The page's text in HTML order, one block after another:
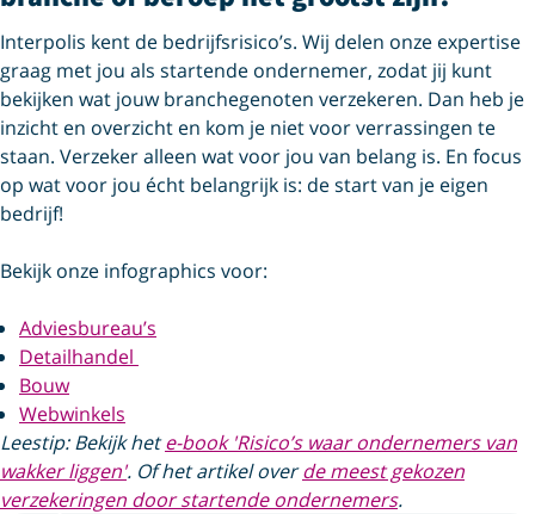
Interpolis kent de bedrijfsrisico’s. Wij delen onze expertise
graag met jou als startende ondernemer, zodat jij kunt
bekijken wat jouw branchegenoten verzekeren. Dan heb je
inzicht en overzicht en kom je niet voor verrassingen te
staan. Verzeker alleen wat voor jou van belang is. En focus
op wat voor jou écht belangrijk is: de start van je eigen
bedrijf!
Bekijk onze infographics voor:
Adviesbureau’s
Detailhandel
Bouw
Webwinkels
Leestip: Bekijk hete-book 'Risico’s waar ondernemers van
wakker liggen'. Of het artikel overde meest gekozen
verzekeringen door startende ondernemers.